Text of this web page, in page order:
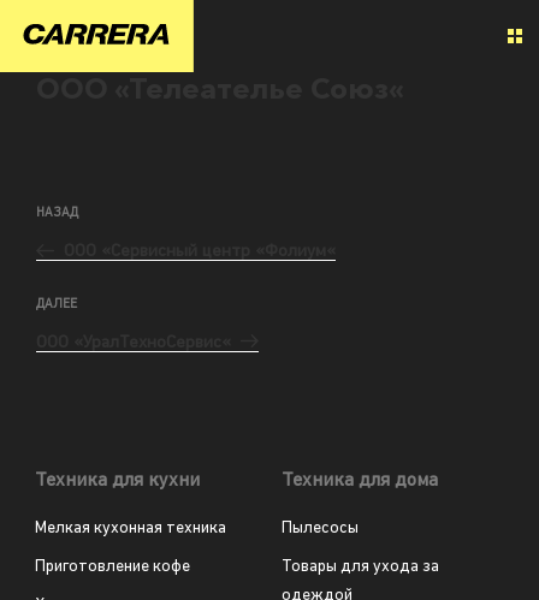
НАЗАД
ДАЛЕЕ
Техника для кухни
Мелкая кухонная техника
Приготовление кофе
Техника для дома
Пылесосы
Товары для ухода за
одеждой